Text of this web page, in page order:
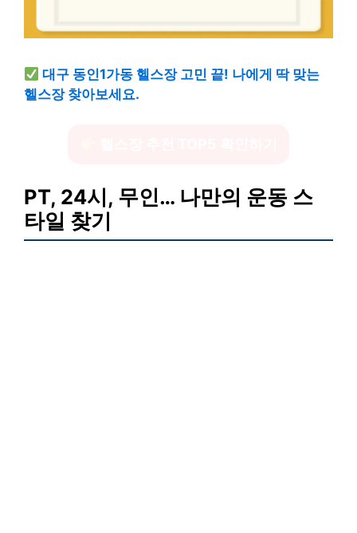
대구 동인1가동 헬스장 고민 끝! 나에게 딱 맞는
헬스장 찾아보세요.
PT, 24시, 무인… 나만의 운동 스
타일 찾기